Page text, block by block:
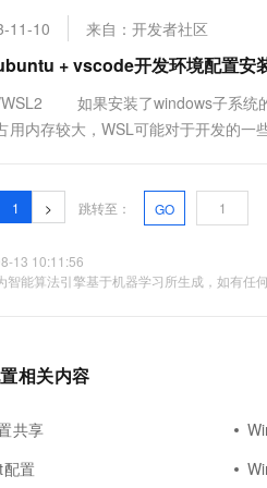
瓜式安装，不过多的强调了五、配置远
11-10 来自：开发者社区
+ vscode开发环境配置安
如果安装了windows子系统
用内存较大，WSL可能对于开发的
1 > 跳转至： GO
13 10:11:56
智能算法引擎基于机器学习所生成，如有任
相关内容
共享
置